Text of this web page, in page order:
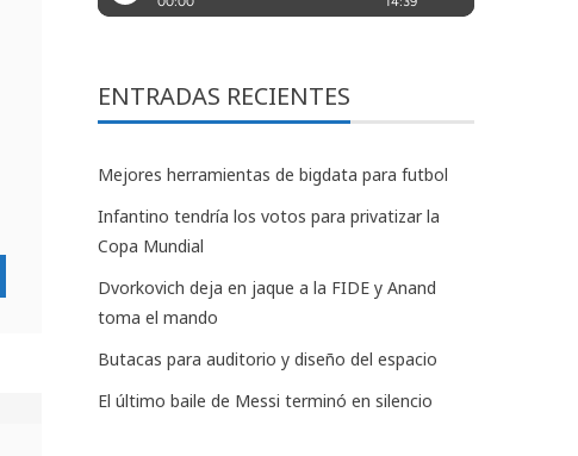
ENTRADAS RECIENTES
Mejores herramientas de bigdata para futbol
Infantino tendría los votos para privatizar la
Copa Mundial
Dvorkovich deja en jaque a la FIDE y Anand
toma el mando
Butacas para auditorio y diseño del espacio
El último baile de Messi terminó en silencio